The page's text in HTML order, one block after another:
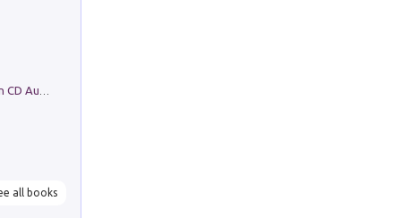
all books